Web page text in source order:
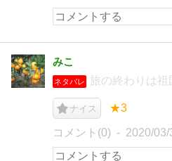
みこ
ネタバレ 旅の終わりは祖
ナイス ★3
コメント(0) 2020/03/